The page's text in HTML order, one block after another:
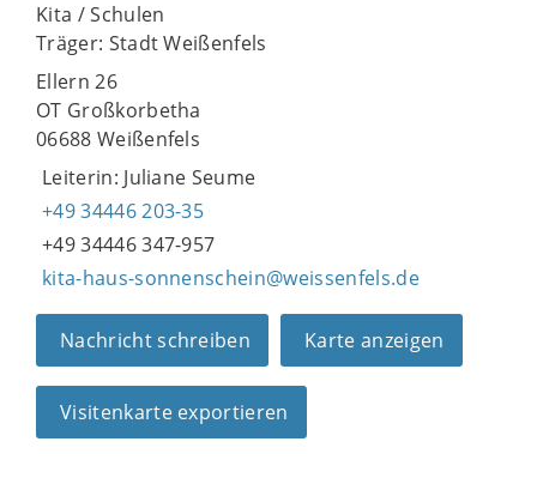
Kita / Schulen
Träger: Stadt Weißenfels
Ellern 26
OT Großkorbetha
06688 Weißenfels
Leiterin: Juliane Seume
+49 34446 203-35
+49 34446 347-957
kita-haus-sonnenschein@weissenfels.de
Nachricht schreiben Karte anzeigen
Visitenkarte exportieren